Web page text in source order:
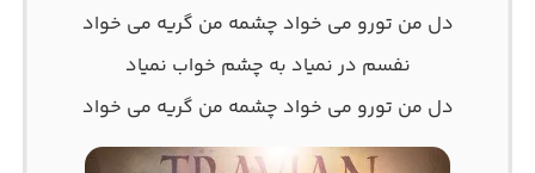
دل من تورو می خواد چشمه من گریه می خواد
نفسم در نمیاد به چشم خواب نمیاد
دل من تورو می خواد چشمه من گریه می خواد